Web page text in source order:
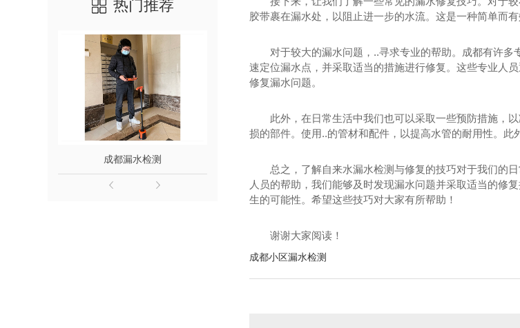
热门推荐
成都漏水检测
胶带裹在漏水处，以阻止进一步的水流。这是一种简单而
对于较大的漏水问题，..寻求专业的帮助。成都有许
速定位漏水点，并采取适当的措施进行修复。这些专业人
修复漏水问题。
此外，在日常生活中我们也可以采取一些预防措施，
损的部件。使用..的管材和配件，以提高水管的耐用性。此
总之，了解自来水漏水检测与修复的技巧对于我们的
人员的帮助，我们能够及时发现漏水问题并采取适当的修
生的可能性。希望这些技巧对大家有所帮助！
谢谢大家阅读！
成都小区漏水检测